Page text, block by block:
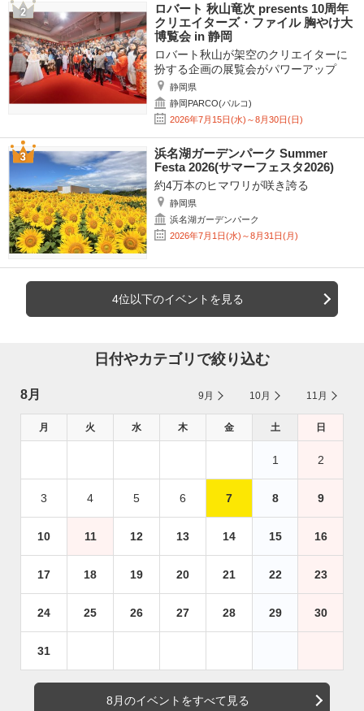
ロバート 秋山竜次 presents 10周年
クリエイターズ・ファイル 胸やけ大
博覧会 in 静岡
ロバート秋山が架空のクリエイターに
扮する企画の展覧会がパワーアップ
静岡県
静岡PARCO(パルコ)
2026年7月15日(水)～8月30日(日)
浜名湖ガーデンパーク Summer
Festa 2026(サマーフェスタ2026)
約4万本のヒマワリが咲き誇る
静岡県
浜名湖ガーデンパーク
2026年7月1日(水)～8月31日(月)
4位以下のイベントを見る
日付やカテゴリで絞り込む
8月 9月 10月 11月
月 火 水 木 金 土 日
1 2
3 4 5 6 7 8 9
10 11 12 13 14 15 16
17 18 19 20 21 22 23
24 25 26 27 28 29 30
31
8月のイベントをすべて見る